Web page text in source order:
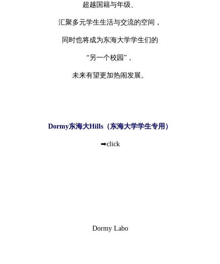
超越国籍与年级、
汇聚多元学生生活与交流的空间，
同时也将成为东海大学学生们的
“另一个校园”，
未来有望更加热闹发展。
Dormy东海大Hills（东海大学学生专用）
➡click
Dormy Labo